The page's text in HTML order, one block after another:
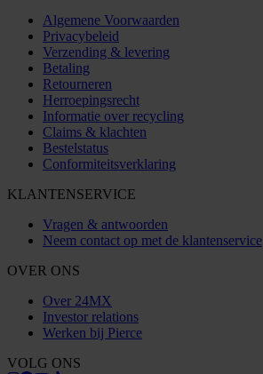
Algemene Voorwaarden
Privacybeleid
Verzending & levering
Betaling
Retourneren
Herroepingsrecht
Informatie over recycling
Claims & klachten
Bestelstatus
Conformiteitsverklaring
KLANTENSERVICE
Vragen & antwoorden
Neem contact op met de klantenservice
OVER ONS
Over 24MX
Investor relations
Werken bij Pierce
VOLG ONS